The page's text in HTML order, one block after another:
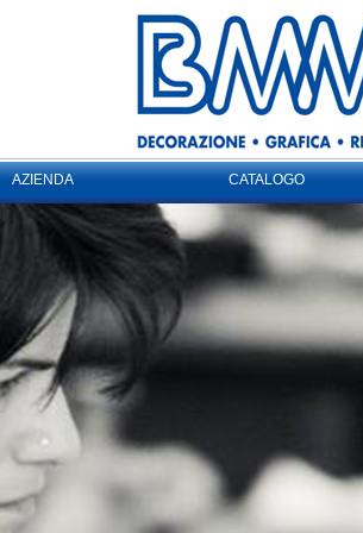
AZIENDA CATALOGO